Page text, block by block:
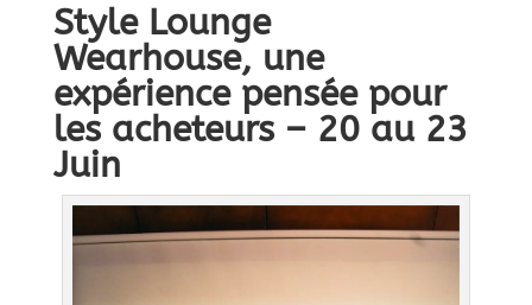
Style Lounge
Wearhouse, une
expérience pensée pour
les acheteurs – 20 au 23
Juin